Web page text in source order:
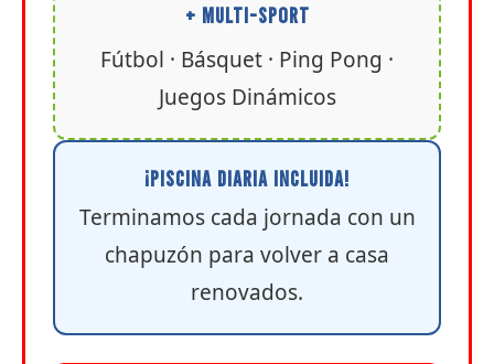
+ MULTI-SPORT
Fútbol · Básquet · Ping Pong ·
Juegos Dinámicos
¡PISCINA DIARIA INCLUIDA!
Terminamos cada jornada con un
chapuzón para volver a casa
renovados.